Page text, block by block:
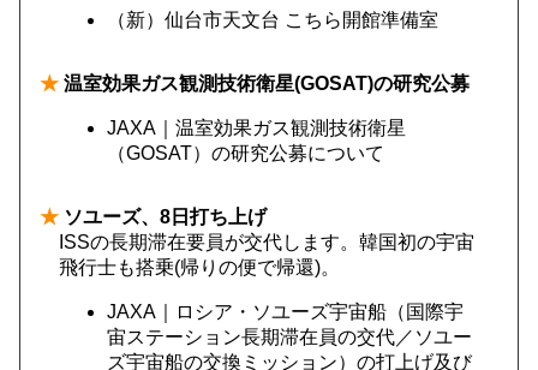
（新）仙台市天文台 こちら開館準備室
★ 温室効果ガス観測技術衛星(GOSAT)の研究公募
JAXA｜温室効果ガス観測技術衛星
（GOSAT）の研究公募について
★ ソユーズ、8日打ち上げ
ISSの長期滞在要員が交代します。韓国初の宇宙
飛行士も搭乗(帰りの便で帰還)。
JAXA｜ロシア・ソユーズ宇宙船（国際宇
宙ステーション長期滞在員の交代／ソユー
ズ宇宙船の交換ミッション）の打上げ及び